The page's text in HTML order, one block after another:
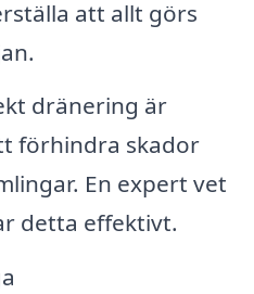
att allt görs
dränering är
förhindra skador
En expert vet
detta effektivt.